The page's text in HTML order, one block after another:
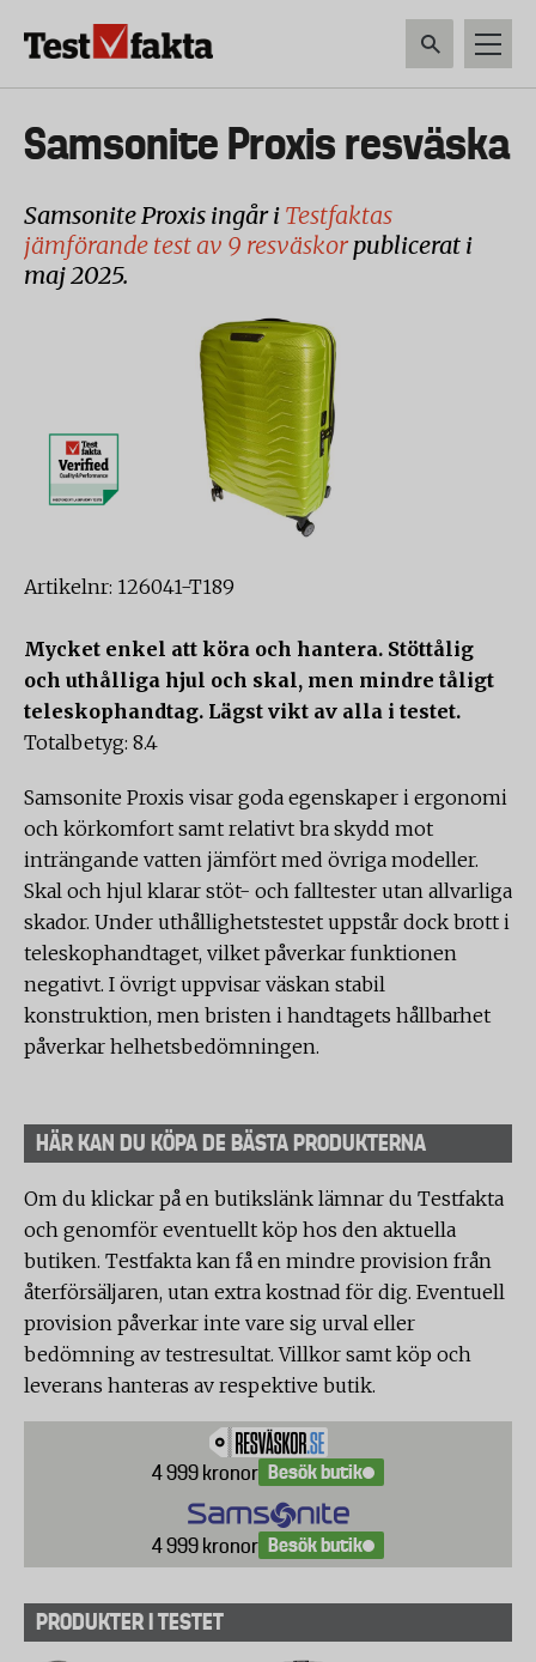
Huvudmeny
ny
Samsonite Proxis resväska
Samsonite Proxis ingår i Testfaktas
jämförande test av 9 resväskorpublicerat i
maj 2025.
Artikelnr: 126041-T189
Mycket enkel att köra och hantera. Stöttålig
och uthålliga hjul och skal, men mindre tåligt
teleskophandtag. Lägst vikt av alla i testet.
Totalbetyg: 8.4
Samsonite Proxis visar goda egenskaper i ergonomi
och körkomfort samt relativt bra skydd mot
inträngande vatten jämfört med övriga modeller.
Skal och hjul klarar stöt- och falltester utan allvarliga
skador. Under uthållighetstestet uppstår dock brott i
teleskophandtaget, vilket påverkar funktionen
negativt. I övrigt uppvisar väskan stabil
konstruktion, men bristen i handtagets hållbarhet
påverkar helhetsbedömningen.
HÄR KAN DU KÖPA DE BÄSTA PRODUKTERNA
Om du klickar på en butikslänk lämnar du Testfakta
och genomför eventuellt köp hos den aktuella
butiken. Testfakta kan få en mindre provision från
återförsäljaren, utan extra kostnad för dig. Eventuell
provision påverkar inte vare sig urval eller
bedömning av testresultat. Villkor samt köp och
leverans hanteras av respektive butik.
4 999 kronor Besök butik
4 999 kronor Besök butik
PRODUKTER I TESTET